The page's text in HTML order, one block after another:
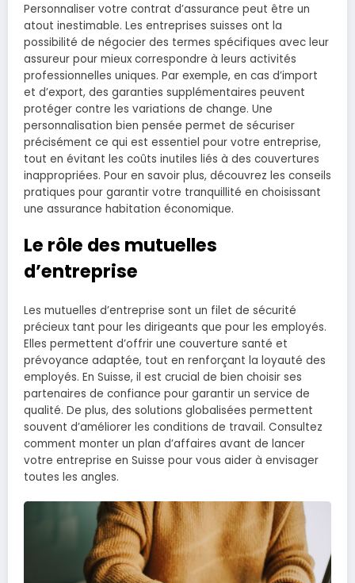
Personnaliser votre contrat d’assurance peut être un
atout inestimable. Les entreprises suisses ont la
possibilité de négocier des termes spécifiques avec leur
assureur pour mieux correspondre à leurs activités
professionnelles uniques. Par exemple, en cas d’import
et d’export, des garanties supplémentaires peuvent
protéger contre les variations de change. Une
personnalisation bien pensée permet de sécuriser
précisément ce qui est essentiel pour votre entreprise,
tout en évitant les coûts inutiles liés à des couvertures
inappropriées. Pour en savoir plus, découvrez les conseils
pratiques pour garantir votre tranquillité en choisissant
une assurance habitation économique.
Le rôle des mutuelles
d’entreprise
Les mutuelles d’entreprise sont un filet de sécurité
précieux tant pour les dirigeants que pour les employés.
Elles permettent d’offrir une couverture santé et
prévoyance adaptée, tout en renforçant la loyauté des
employés. En Suisse, il est crucial de bien choisir ses
partenaires de confiance pour garantir un service de
qualité. De plus, des solutions globalisées permettent
souvent d’améliorer les conditions de travail. Consultez
comment monter un plan d’affaires avant de lancer
votre entreprise en Suisse pour vous aider à envisager
toutes les angles.